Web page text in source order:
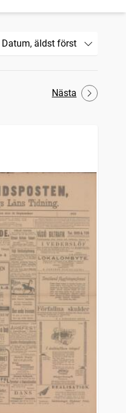
Nästa